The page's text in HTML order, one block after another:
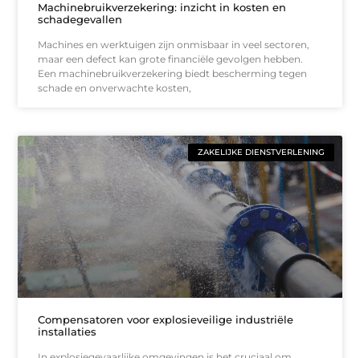
Machinebruikverzekering: inzicht in kosten en
schadegevallen
Machines en werktuigen zijn onmisbaar in veel sectoren,
maar een defect kan grote financiële gevolgen hebben.
Een machinebruikverzekering biedt bescherming tegen
schade en onverwachte kosten,
ZAKELIJKE DIENSTVERLENING
Compensatoren voor explosieveilige industriële
installaties